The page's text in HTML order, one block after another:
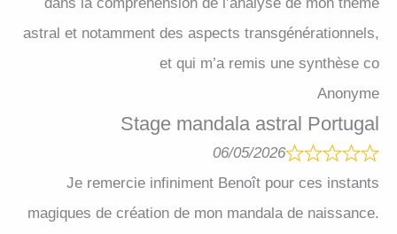
astral et notamment des aspects transgénérationnels,
et qui m’a remis une synthèse co
Anonyme
Stage mandala astral Portugal
06/05/2026
Je remercie infiniment Benoît pour ces instants
magiques de création de mon mandala de naissance.